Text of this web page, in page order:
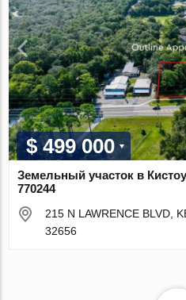
$ 499 000
Земельный участок в
770244
215 N LAWRENCE BLVD,
32656